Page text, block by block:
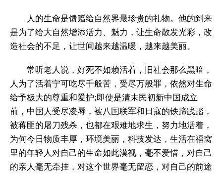
人的生命是馈赠给自然界最珍贵的礼物。他的到来
是为了给大自然增添活力、魅力，让生命散发光彩，改
造社会的不足，让世间越来越温暖，越来越美丽。
常听老人说，好死不如赖活着，旧社会那么黑暗，
人为了活着宁可吃尽千般苦，受尽万般罪，依然对生命
给予极大的尊重和爱护;即使是清末民初新中国成立
前，中国人受尽凌辱，被八国联军和日寇的铁蹄践踏，
被蒋匪的屠刀残杀，也都在艰难地求生，努力地活着，
为何今日物质丰厚，环境美丽，科技发达，生活在福窝
里的年轻人对自己的生命如此漠视，毫不爱惜，对自己
的亲人毫无牵挂，对这个世界毫无留恋，对自己的前途